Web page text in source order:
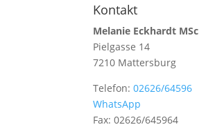
Kontakt
Melanie Eckhardt MSc
Pielgasse 14
7210 Mattersburg
Telefon:02626/64596
WhatsApp
Fax: 02626/645964